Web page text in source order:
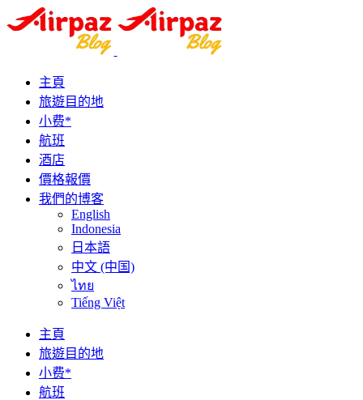
主頁
旅遊目的地
小费*
航班
酒店
價格報價
我們的博客
English
Indonesia
日本語
中文 (中国)
ไทย
Tiếng Việt
主頁
旅遊目的地
小费*
航班